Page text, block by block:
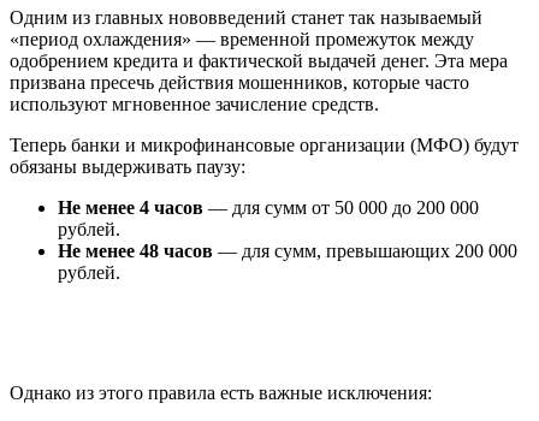
Одним из главных нововведений станет так называемый
«период охлаждения» — временной промежуток между
одобрением кредита и фактической выдачей денег. Эта мера
призвана пресечь действия мошенников, которые часто
используют мгновенное зачисление средств.
Теперь банки и микрофинансовые организации (МФО) будут
обязаны выдерживать паузу:
Не менее 4 часов — для сумм от 50 000 до 200 000
рублей.
Не менее 48 часов — для сумм, превышающих 200 000
рублей.
Однако из этого правила есть важные исключения: